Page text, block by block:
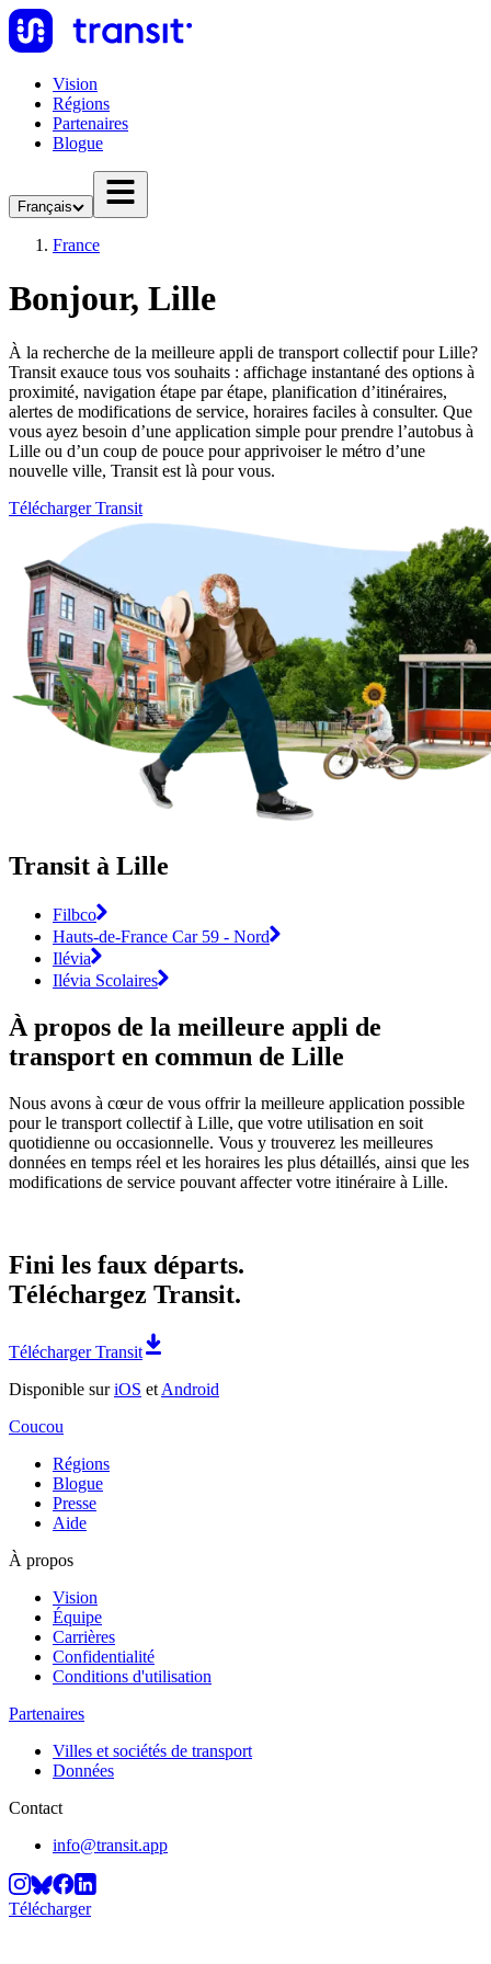
Vision
Régions
Partenaires
Blogue
Français
France
Bonjour, Lille
À la recherche de la meilleure appli de transport collectif pour Lille?
Transit exauce tous vos souhaits : affichage instantané des options à
proximité, navigation étape par étape, planification d’itinéraires,
alertes de modifications de service, horaires faciles à consulter. Que
vous ayez besoin d’une application simple pour prendre l’autobus à
Lille ou d’un coup de pouce pour apprivoiser le métro d’une
nouvelle ville, Transit est là pour vous.
Télécharger Transit
Transit à Lille
Filbco
Hauts-de-France Car 59 - Nord
Ilévia
Ilévia Scolaires
À propos de la meilleure appli de
transport en commun de Lille
Nous avons à cœur de vous offrir la meilleure application possible
pour le transport collectif à Lille, que votre utilisation en soit
quotidienne ou occasionnelle. Vous y trouverez les meilleures
données en temps réel et les horaires les plus détaillés, ainsi que les
modifications de service pouvant affecter votre itinéraire à Lille.
Fini les faux départs.
Téléchargez Transit.
Télécharger Transit
Disponible suriOS et Android
Coucou
Régions
Blogue
Presse
Aide
À propos
Vision
Équipe
Carrières
Confidentialité
Conditions d'utilisation
Partenaires
Villes et sociétés de transport
Données
Contact
info@transit.app
Télécharger